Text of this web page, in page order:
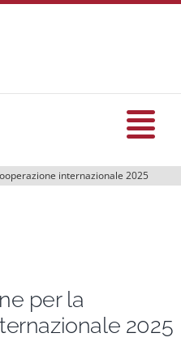
internazionale 2025
per la
2025